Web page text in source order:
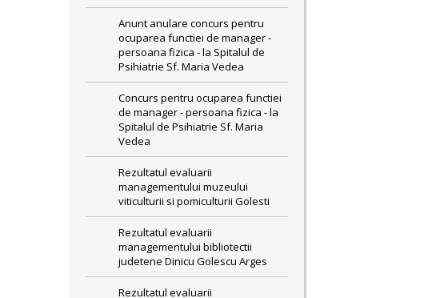
Anunt anulare concurs pentru
ocuparea functiei de manager -
persoana fizica - la Spitalul de
Psihiatrie Sf. Maria Vedea
Concurs pentru ocuparea functiei
de manager - persoana fizica - la
Spitalul de Psihiatrie Sf. Maria
Vedea
Rezultatul evaluarii
managementului muzeului
viticulturii si pomiculturii Golesti
Rezultatul evaluarii
managementului bibliotectii
judetene Dinicu Golescu Arges
Rezultatul evaluarii